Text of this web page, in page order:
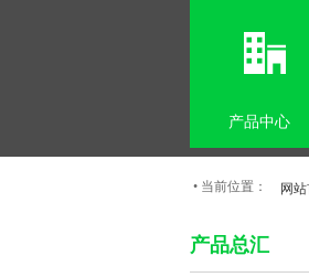
产品中心
• 当前位置： 网
产品总汇